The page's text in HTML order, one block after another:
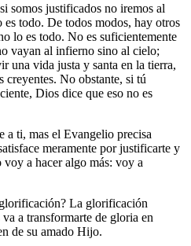
somos justificados no iremos al
todo. De todos modos, hay otros
lo es todo. No es suficientemente
vayan al infierno sino al cielo;
una vida justa y santa en la tierra,
creyentes. No obstante, si tú
Dios dice que eso no es
a ti, mas el Evangelio precisa
meramente por justificarte y
a hacer algo más: voy a
La glorificación
a transformarte de gloria en
de su amado Hijo.